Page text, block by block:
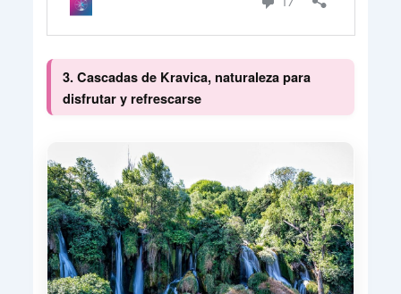
3. Cascadas de Kravica, naturaleza para
disfrutar y refrescarse